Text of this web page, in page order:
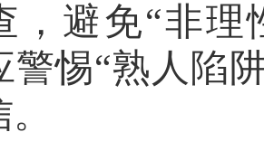
，避免“非理
警惕“熟人陷